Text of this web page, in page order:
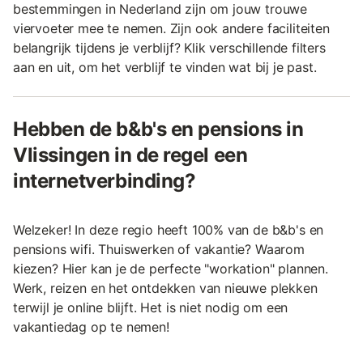
bestemmingen in Nederland zijn om jouw trouwe
viervoeter mee te nemen. Zijn ook andere faciliteiten
belangrijk tijdens je verblijf? Klik verschillende filters
aan en uit, om het verblijf te vinden wat bij je past.
Hebben de b&b's en pensions in
Vlissingen in de regel een
internetverbinding?
Welzeker! In deze regio heeft 100% van de b&b's en
pensions wifi. Thuiswerken of vakantie? Waarom
kiezen? Hier kan je de perfecte "workation" plannen.
Werk, reizen en het ontdekken van nieuwe plekken
terwijl je online blijft. Het is niet nodig om een
vakantiedag op te nemen!